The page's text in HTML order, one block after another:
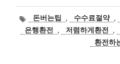
태
그
돈버는팁 , 수수료절약 ,
은행환전
, 저렴하게환전 ,
환전하